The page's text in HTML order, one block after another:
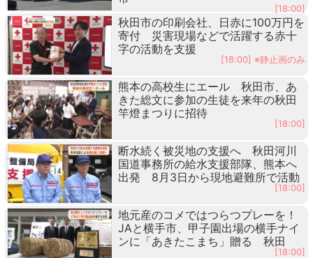
[18:00]
秋田市の印刷会社、日赤に100万円を
寄付 災害現場などで活躍する赤十
字の活動を支援
[18:00] ※静止画のみ
熊本の高校生にエール 秋田市、あ
きた総文に参加の生徒を来年の秋田
竿燈まつりに招待
[18:00]
断水続く被災地の支援へ 秋田河川
国道事務所の給水支援部隊、熊本へ
出発 8月3日から現地避難所で活動
[18:00]
地元産のコメではつらつプレーを！
JAと横手市、甲子園出場の横手ナイ
ンに「あきたこまち」贈る 秋田
[18:00]